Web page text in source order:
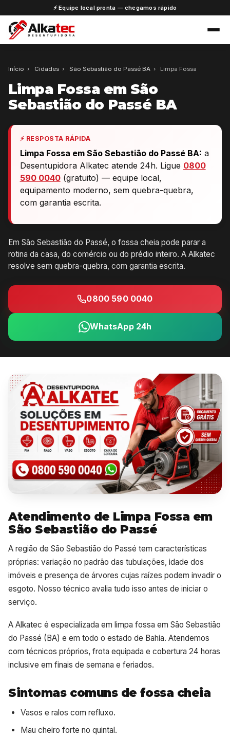
⚡ Equipe local pronta — chegamos rápido
Início › Cidades › São Sebastião do Passé BA › Limpa Fossa
Limpa Fossa em São
Sebastião do Passé BA
⚡ RESPOSTA RÁPIDA
Limpa Fossa em São Sebastião do Passé BA: a
Desentupidora Alkatec atende 24h. Ligue 0800
590 0040(gratuito) — equipe local,
equipamento moderno, sem quebra-quebra,
com garantia escrita.
Em São Sebastião do Passé, o fossa cheia pode parar a
rotina da casa, do comércio ou do prédio inteiro. A Alkatec
resolve sem quebra-quebra, com garantia escrita.
0800 590 0040
WhatsApp 24h
Atendimento de Limpa Fossa em
São Sebastião do Passé
A região de São Sebastião do Passé tem características
próprias: variação no padrão das tubulações, idade dos
imóveis e presença de árvores cujas raízes podem invadir o
esgoto. Nosso técnico avalia tudo isso antes de iniciar o
serviço.
A Alkatec é especializada em limpa fossa em São Sebastião
do Passé (BA) e em todo o estado de Bahia. Atendemos
com técnicos próprios, frota equipada e cobertura 24 horas
inclusive em finais de semana e feriados.
Sintomas comuns de fossa cheia
Vasos e ralos com refluxo.
Mau cheiro forte no quintal.